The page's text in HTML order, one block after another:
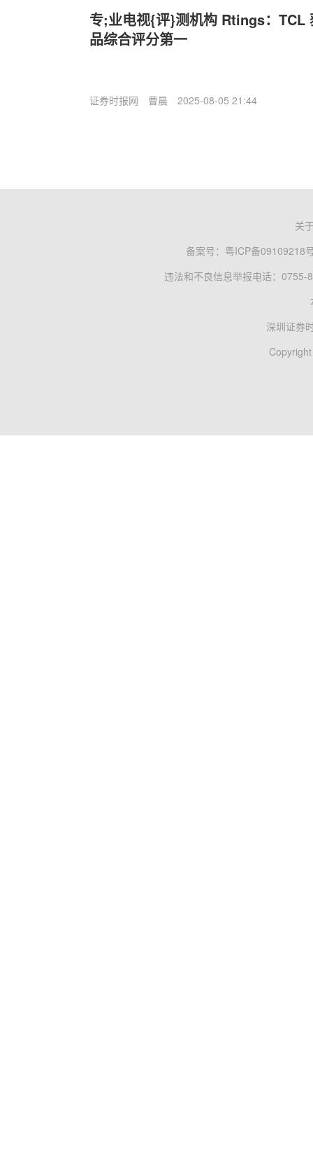
专;业电视{评}测机构 Rtings：TCL
品综合评分第一
证券时报网 曹晨 2025-08-05 21:44
关
备案号： 粤ICP备09109218
违法和不良信息举报电话：0755-
深圳证券